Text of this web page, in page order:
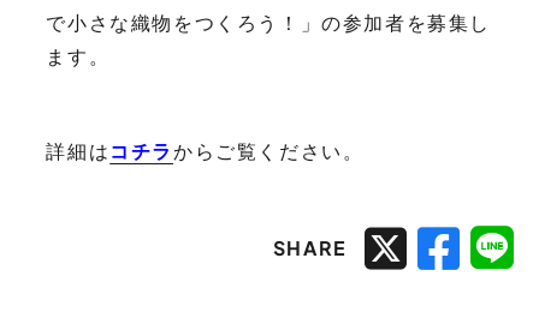
で小さな織物をつくろう！」の参加者を募集し
ます。
詳細はコチラからご覧ください。
SHARE